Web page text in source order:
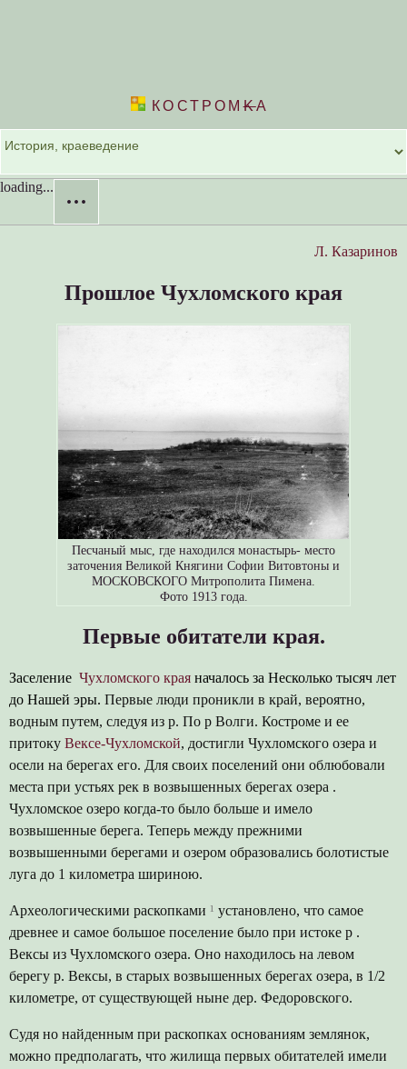
КОСТРОМKА
loading...
···
Л. Казаринов
Прошлое Чухломского края
Песчаный мыс, где находился монастырь- место
заточения Великой Княгини Софии Витовтоны и
МОСКОВСКОГО Митрополита Пимена.
Фото 1913 года.
Первые обитатели края.
Заселение Чухломского краяначалось за Несколько тысяч лет
до Нашей эры. Первые люди проникли в край, вероятно,
водным путем, следуя из р. По р Волги. Костроме и ее
притоку Вексе-Чухломской, достигли Чухломского озера и
осели на берегах его. Для своих поселений они облюбовали
места при устьях рек в возвышенных берегах озера .
Чухломское озеро когда-то было больше и имело
возвышенные берега. Теперь между прежними
возвышенными берегами и озером образовались болотистые
луга до 1 километра шириною.
Археологическими раскопками ¹ установлено, что самое
древнее и самое большое поселение было при истоке р .
Вексы из Чухломского озера. Оно находилось на левом
берегу р. Вексы, в старых возвышенных берегах озера, в 1/2
километре, от существующей ныне дер. Федоровского.
Судя но найденным при раскопках основаниям землянок,
можно предполагать, что жилища первых обитателей имели